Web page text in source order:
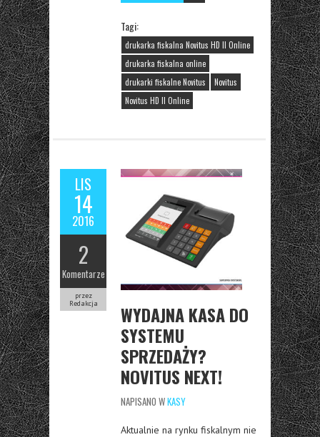
Tagi:
drukarka fiskalna Novitus HD II Online
drukarka fiskalna online
drukarki fiskalne Novitus
Novitus
Novitus HD II Online
LIS
14
2016
2
Komentarze
przez
Redakcja
WYDAJNA KASA DO
SYSTEMU
SPRZEDAŻY?
NOVITUS NEXT!
NAPISANO WKASY
Aktualnie na rynku fiskalnym nie